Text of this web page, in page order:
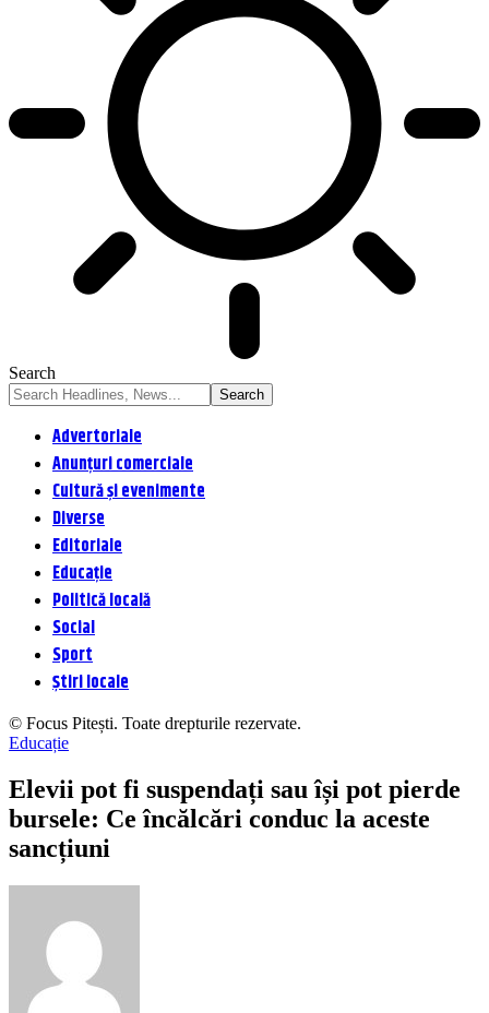
Search
Advertoriale
Anunțuri comerciale
Cultură și evenimente
Diverse
Editoriale
Educație
Politică locală
Social
Sport
Știri locale
© Focus Pitești. Toate drepturile rezervate.
Educație
Elevii pot fi suspendați sau își pot pierde
bursele: Ce încălcări conduc la aceste
sancțiuni